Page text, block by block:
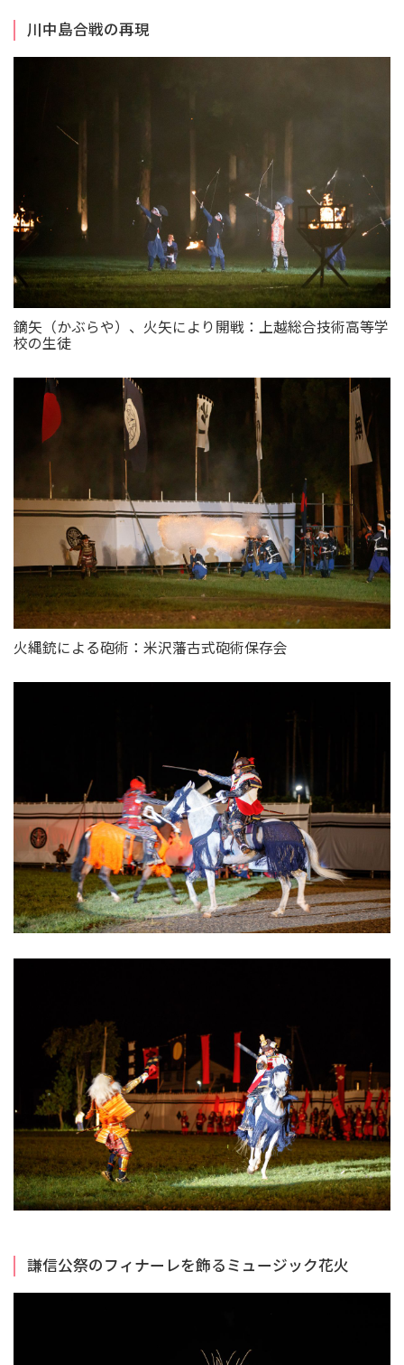
川中島合戦の再現
鏑矢（かぶらや）、火矢により開戦：上越総合技術高等学
校の生徒
火縄銃による砲術：米沢藩古式砲術保存会
謙信公祭のフィナーレを飾るミュージック花火